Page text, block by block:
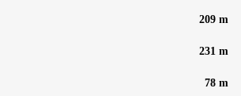
209 m
231 m
78 m